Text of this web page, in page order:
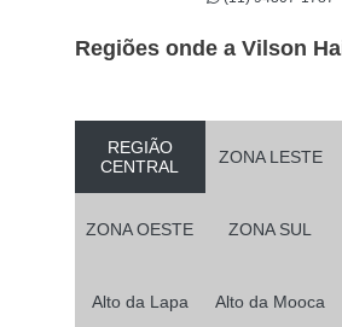
Regiões onde a Vilson
REGIÃO
CENTRAL
ZONA LESTE
ZONA OESTE ZONA SUL
Alto da Lapa Alto da Mooca